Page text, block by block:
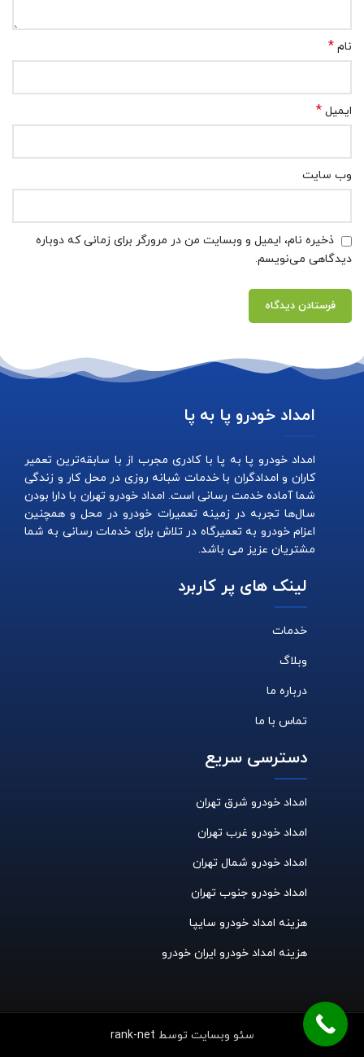
نام *
ایمیل *
وب‌ سایت
ذخیره نام، ایمیل و وبسایت من در مرورگر برای زمانی که دوباره
دیدگاهی می‌نویسم.
امداد خودرو پا به پا
امداد خودرو پا به پا با کادری مجرب از با سابقه‌ترین تعمیر
کاران و امدادگران با خدمات شبانه روزی در محل کار و زندگی
شما آماده خدمت رسانی است. امداد خودرو تهران با دارا بودن
سال‌ها تجربه در زمینه تعمیرات خودرو در محل و همچنین
اعزام خودرو به تعمیرگاه در تلاش برای خدمات رسانی به شما
مشتریان عزیز می باشد.
لینک های پر کاربرد
خدمات
وبلاگ
درباره ما
تماس با ما
دسترسی سریع
امداد خودرو شرق تهران
امداد خودرو غرب تهران
امداد خودرو شمال تهران
امداد خودرو جنوب تهران
هزینه امداد خودرو سایپا
هزینه امداد خودرو ایران خودرو
سئو وبسایت توسط rank-net